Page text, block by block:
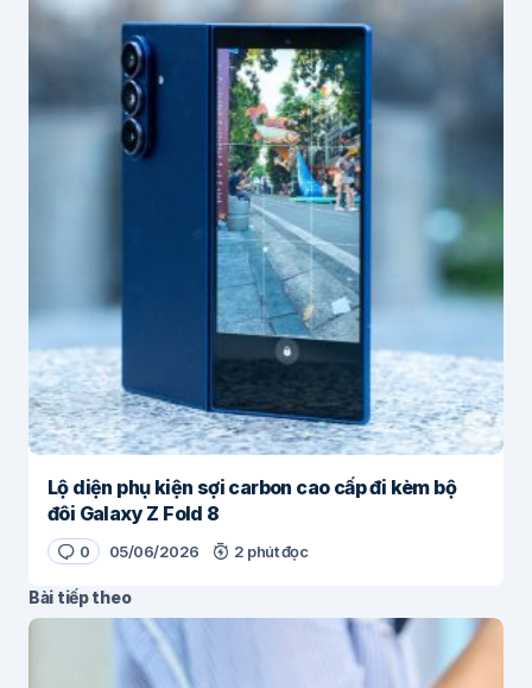
Lộ diện phụ kiện sợi carbon cao cấp đi kèm bộ
đôi Galaxy Z Fold 8
0 05/06/2026 2 phút đọc
Bài tiếp theo